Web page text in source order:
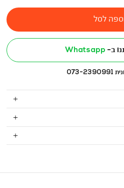
לסל
ב- Whatsapp